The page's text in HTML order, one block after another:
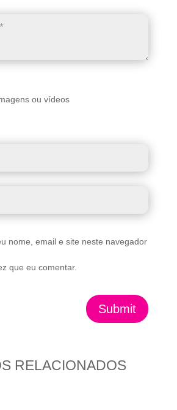
ou vídeos
nome, email e site neste navegador
que eu comentar.
Submit
RELACIONADOS